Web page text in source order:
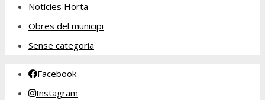
Notícies Horta
Obres del municipi
Sense categoria
Facebook
Instagram